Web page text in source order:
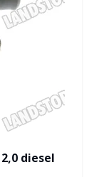
diesel